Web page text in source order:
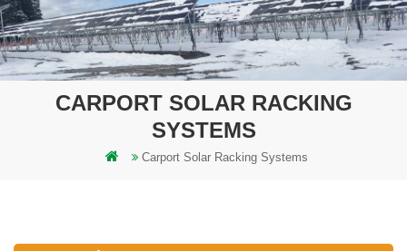
CARPORT SOLAR RACKING
SYSTEMS
Carport Solar Racking Systems